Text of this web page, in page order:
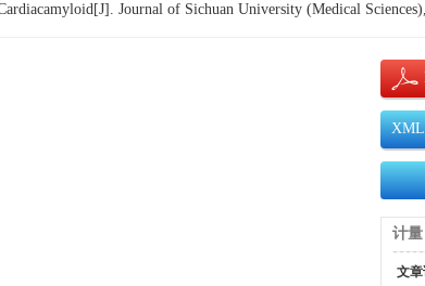
Journal of Sichuan University (Medical
计量
文